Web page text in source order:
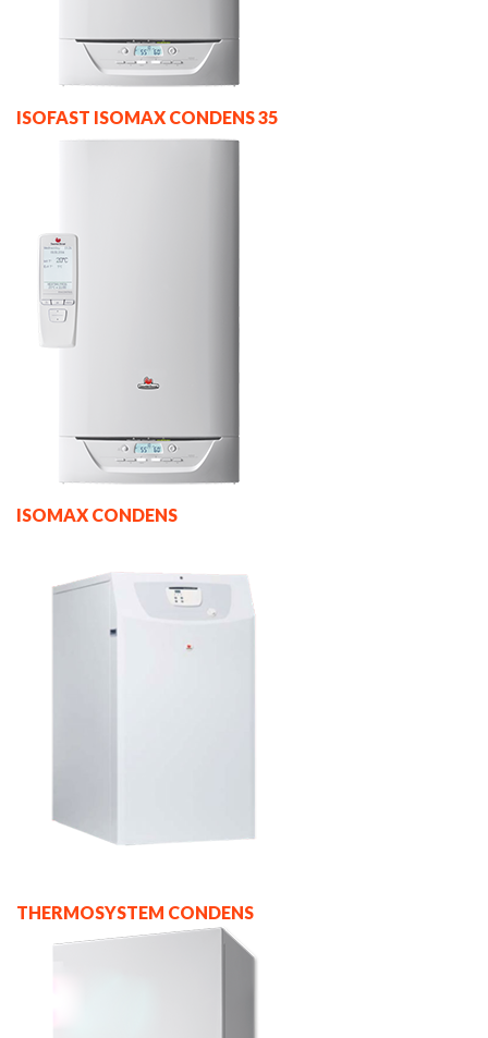
ISOFAST ISOMAX CONDENS 35
ISOMAX CONDENS
THERMOSYSTEM CONDENS